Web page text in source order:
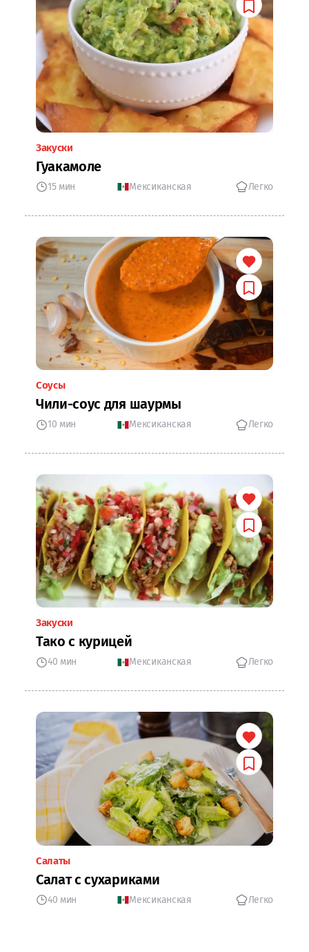
Закуски
Гуакамоле
15 мин Мексиканская Легко
Соусы
Чили-соус для шаурмы
10 мин Мексиканская Легко
Закуски
Тако с курицей
40 мин Мексиканская Легко
Салаты
Салат с сухариками
40 мин Мексиканская Легко